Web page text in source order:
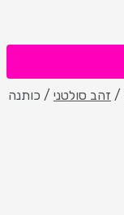
/ זהב סולטני / כותנה